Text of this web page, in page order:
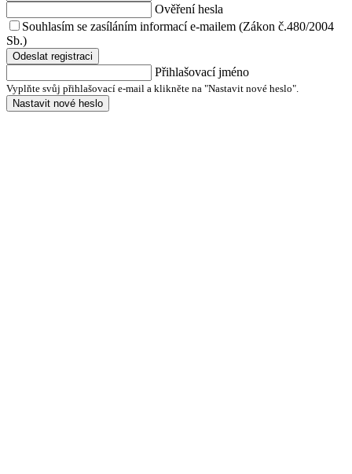
Ověření hesla
Souhlasím se zasíláním informací e-mailem (Zákon č.480/2004
Sb.)
Odeslat registraci
Přihlašovací jméno
Vyplňte svůj přihlašovací e-mail a klikněte na "Nastavit nové heslo".
Nastavit nové heslo